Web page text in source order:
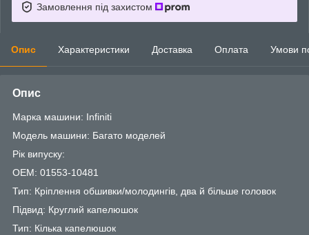
Замовлення під захистом
Опис Характеристики Доставка Оплата Умови
Опис
Марка машини: Infiniti
Модель машини: Багато моделей
Рік випуску:
OEM: 01553-10481
Тип: Кріплення обшивки/молодингів, два й більше головок
Підвид: Круглий капелюшок
Тип: Кілька капелюшок